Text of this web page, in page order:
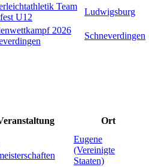
Team
U12
Ludwigsburg
2026
Schneverdingen
Ort
Eugene
(Vereinigte
Staaten)